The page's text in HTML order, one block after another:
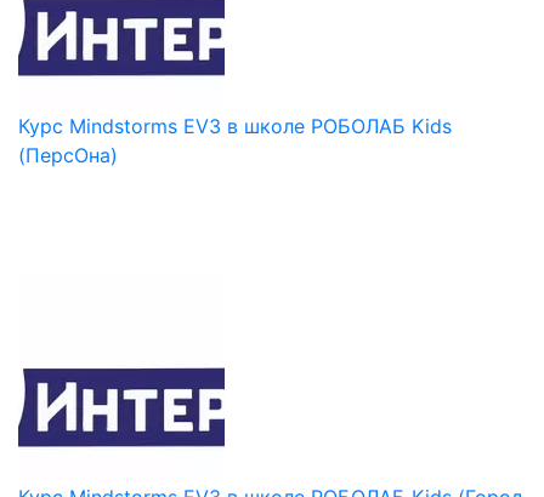
Курс Mindstorms EV3 в школе РОБОЛАБ Kids
(ПерсОна)